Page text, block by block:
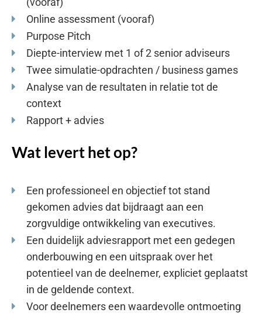
Online assessment (vooraf)
Purpose Pitch
Diepte-interview met 1 of 2 senior adviseurs
Twee simulatie-opdrachten / business games
Analyse van de resultaten in relatie tot de
context
Rapport + advies
Wat levert het op?
Een professioneel en objectief tot stand
gekomen advies dat bijdraagt aan een
zorgvuldige ontwikkeling van executives.
Een duidelijk adviesrapport met een gedegen
onderbouwing en een uitspraak over het
potentieel van de deelnemer, expliciet geplaatst
in de geldende context.
Voor deelnemers een waardevolle ontmoeting